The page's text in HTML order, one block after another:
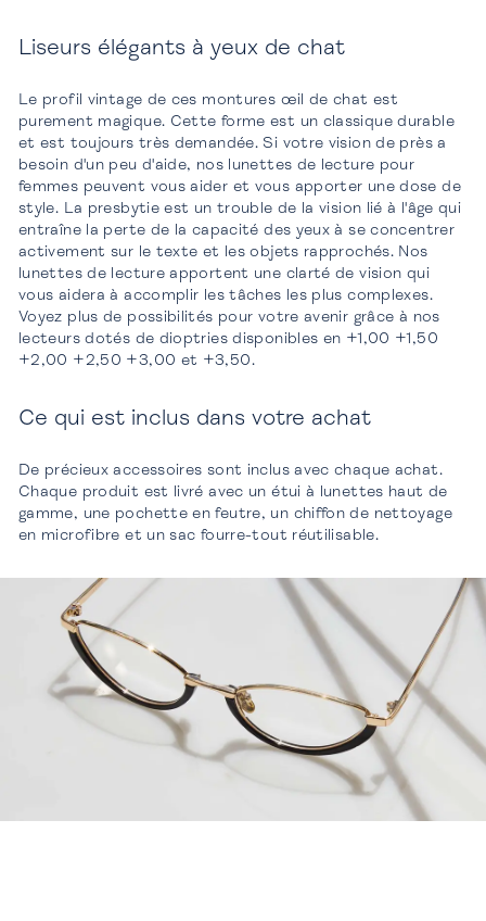
Liseurs élégants à yeux de chat
Le profil vintage de ces montures œil de chat est
purement magique. Cette forme est un classique durable
et est toujours très demandée. Si votre vision de près a
besoin d'un peu d'aide, nos lunettes de lecture pour
femmes peuvent vous aider et vous apporter une dose de
style. La presbytie est un trouble de la vision lié à l'âge qui
entraîne la perte de la capacité des yeux à se concentrer
activement sur le texte et les objets rapprochés. Nos
lunettes de lecture apportent une clarté de vision qui
vous aidera à accomplir les tâches les plus complexes.
Voyez plus de possibilités pour votre avenir grâce à nos
lecteurs dotés de dioptries disponibles en +1,00 +1,50
+2,00 +2,50 +3,00 et +3,50.
Ce qui est inclus dans votre achat
De précieux accessoires sont inclus avec chaque achat.
Chaque produit est livré avec un étui à lunettes haut de
gamme, une pochette en feutre, un chiffon de nettoyage
en microfibre et un sac fourre-tout réutilisable.